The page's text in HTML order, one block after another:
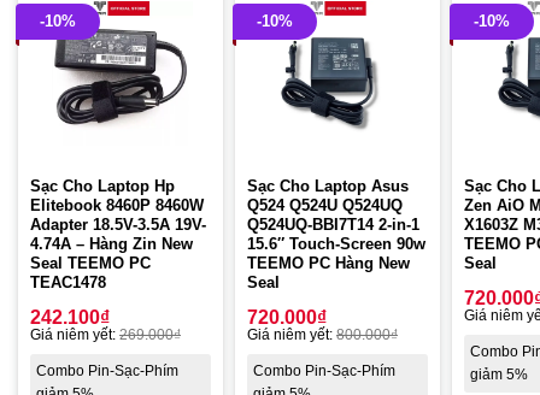
-10%
Sạc Cho Laptop Hp
Elitebook 8460P 8460W
Adapter 18.5V-3.5A 19V-
4.74A – Hàng Zin New
Seal TEEMO PC
TEAC1478
242.100₫
Giá niêm yết: 269.000₫
Combo Pin-Sạc-Phím
-10%
Sạc Cho Laptop Asus
Q524 Q524U Q524UQ
Q524UQ-BBI7T14 2-in-1
15.6″ Touch-Screen 90w
TEEMO PC Hàng New
Seal
720.000₫
Giá niêm yết: 800.000₫
Combo Pin-Sạc-Phím
-10%
Sạc Cho
Zen AiO
X1603Z
TEEMO
Seal
720.000
Giá niêm
Combo
giảm 5%